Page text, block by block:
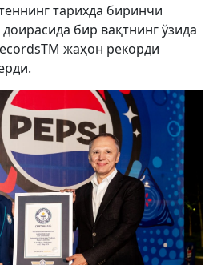
тарихда биринчи
бир вақтнинг ўзида
жаҳон рекорди